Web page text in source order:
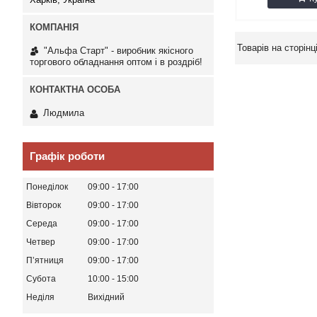
"Альфа Старт" - виробник якісного
торгового обладнання оптом і в роздріб!
Людмила
Графік роботи
Понеділок 09:00
17:00
Вівторок
09:00
17:00
Середа
09:00
17:00
Четвер
09:00
17:00
Пʼятниця
09:00
17:00
Субота
10:00
15:00
Неділя
Вихідний